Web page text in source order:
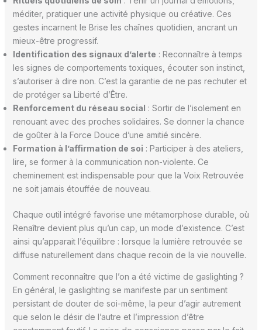
méditer, pratiquer une activité physique ou créative. Ces
gestes incarnent le Brise les chaînes quotidien, ancrant un
mieux-être progressif.
Identification des signaux d’alerte : Reconnaître à temps
les signes de comportements toxiques, écouter son instinct,
s’autoriser à dire non. C’est la garantie de ne pas rechuter et
de protéger sa Liberté d’Être.
Renforcement du réseau social : Sortir de l’isolement en
renouant avec des proches solidaires. Se donner la chance
de goûter à la Force Douce d’une amitié sincère.
Formation à l’affirmation de soi : Participer à des ateliers,
lire, se former à la communication non-violente. Ce
cheminement est indispensable pour que la Voix Retrouvée
ne soit jamais étouffée de nouveau.
Chaque outil intégré favorise une métamorphose durable, où
Renaître devient plus qu’un cap, un mode d’existence. C’est
ainsi qu’apparait l’équilibre : lorsque la lumière retrouvée se
diffuse naturellement dans chaque recoin de la vie nouvelle.
Comment reconnaître que l’on a été victime de gaslighting ?
En général, le gaslighting se manifeste par un sentiment
persistant de douter de soi-même, la peur d’agir autrement
que selon le désir de l’autre et l’impression d’être